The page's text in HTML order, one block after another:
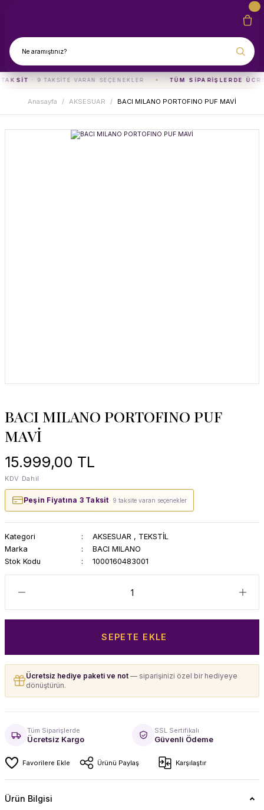
· 9 TAKSITE VARAN SEÇENEKLER TÜM SIPARIŞLERDE
Anasayfa AKSESUAR BACI MILANO PORTOFINO PUF MAVİ
BACI MILANO PORTOFINO PUF
MAVİ
15.999,00 TL
KDV Dahil
Peşin Fiyatına 3 Taksit· 9 taksite varan seçenekler
Kategori AKSESUAR , TEKSTİL
Marka
BACI MILANO
Stok Kodu
1000160483001
SEPETE EKLE
Ücretsiz hediye paketi ve not — siparişinizi özel bir hediyeye
dönüştürün.
Tüm Siparişlerde
Ücretsiz Kargo
SSL Sertifikalı
Güvenli Ödeme
Ürünü Paylaş Karşılaştır
Ürün Bilgisi